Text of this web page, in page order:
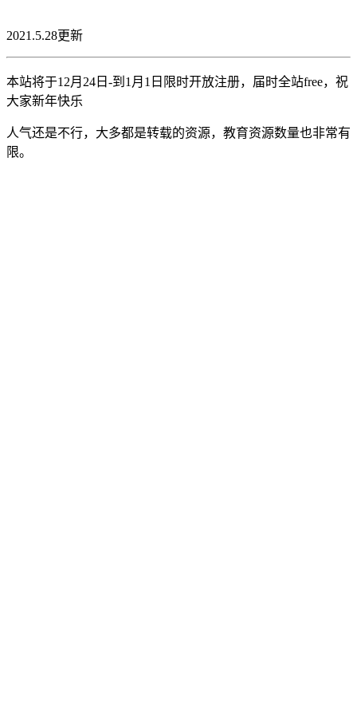
2021.5.28更新
本站将于12月24日-到1月1日限时开放注册，届时全站free，祝
大家新年快乐
人气还是不行，大多都是转载的资源，教育资源数量也非常有
限。